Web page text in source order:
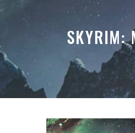
SKYRIM: